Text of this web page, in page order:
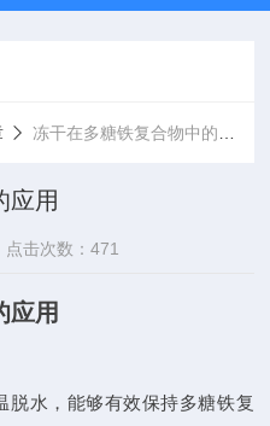
冻干在多糖铁复合物中的应用
应用
点击次数：471
应用
脱水，能够有效保持多糖铁复